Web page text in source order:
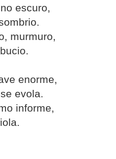
escuro,
murmuro,
enorme,
evola.
informe,